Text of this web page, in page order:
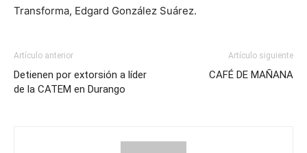
Transforma, Edgard González Suárez.
Artículo anterior
Detienen por extorsión a líder
de la CATEM en Durango
Artículo siguiente
CAFÉ DE MAÑANA